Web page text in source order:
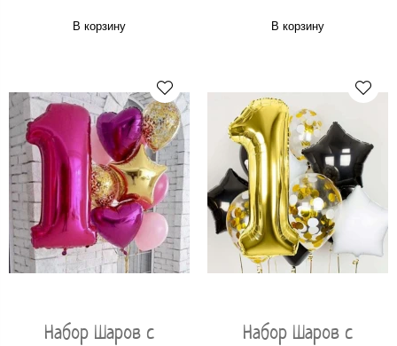
В корзину В корзину
Набор Шаров с
Набор Шаров с